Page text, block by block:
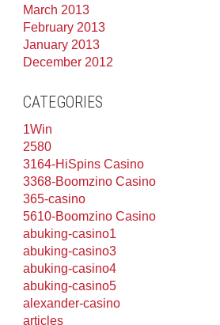
March 2013
February 2013
January 2013
December 2012
CATEGORIES
1Win
2580
3164-HiSpins Casino
3368-Boomzino Casino
365-casino
5610-Boomzino Casino
abuking-casino1
abuking-casino3
abuking-casino4
abuking-casino5
alexander-casino
articles